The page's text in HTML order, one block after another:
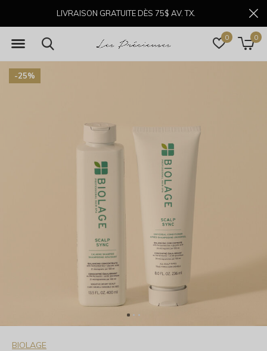
0 0
LIVRAISON GRATUITE DÈS 75$ AV. TX.
-25%
BIOLAGE